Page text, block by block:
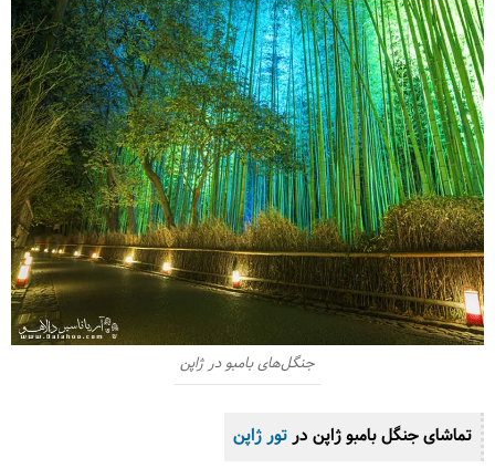
جنگل‌های بامبو در ژاپن
تماشای جنگل بامبو ژاپن درتور ژاپن